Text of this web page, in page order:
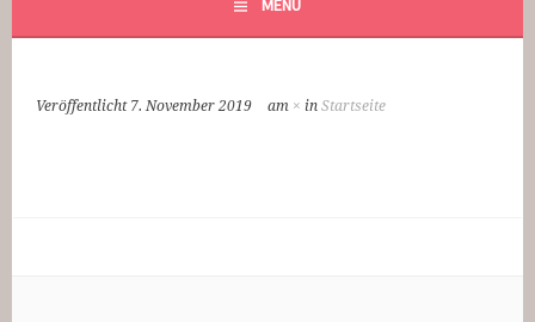
MENÜ
Veröffentlicht 7. November 2019 am × inStartseite